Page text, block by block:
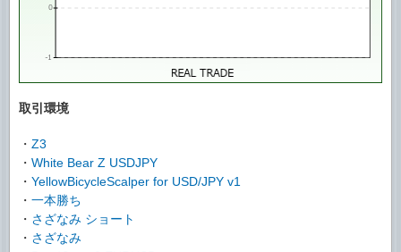
取引環境
・ Z3
・ White Bear Z USDJPY
・ YellowBicycleScalper for USD/JPY v1
・ 一本勝ち
・ さざなみ ショート
・ さざなみ